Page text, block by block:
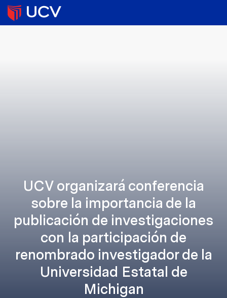
UCV organizará conferencia
sobre la importancia de la
publicación de investigaciones
con la participación de
renombrado investigador de la
Universidad Estatal de
Michigan